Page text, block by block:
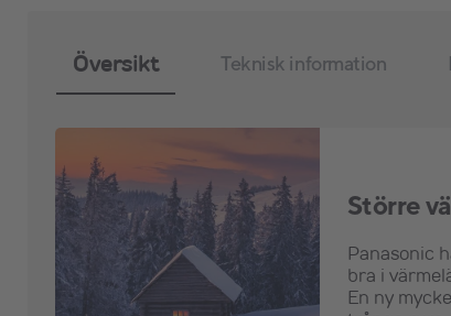
Översikt Teknisk information
Större
Panasonic
bra i
En ny